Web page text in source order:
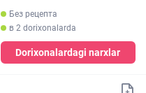
Без рецепта
в 2 dorixonalarda
Dorixonalardagi narxlar